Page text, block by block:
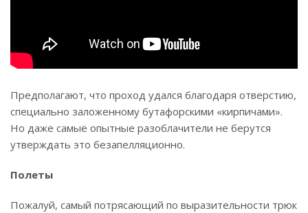
Предполагают, что проход удался благодаря отверстию,
специально заложенному бутафорскими «кирпичами».
Но даже самые опытные разоблачители не берутся
утверждать это безапелляционно.
Полеты
Пожалуй, самый потрясающий по выразительности трюк